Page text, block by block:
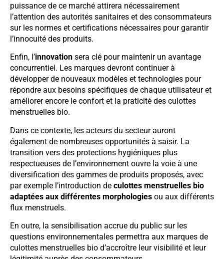
puissance de ce marché attirera nécessairement
l’attention des autorités sanitaires et des consommateurs
sur les normes et certifications nécessaires pour garantir
l’innocuité des produits.
Enfin, l’innovation sera clé pour maintenir un avantage
concurrentiel. Les marques devront continuer à
développer de nouveaux modèles et technologies pour
répondre aux besoins spécifiques de chaque utilisateur et
améliorer encore le confort et la praticité des culottes
menstruelles bio.
Dans ce contexte, les acteurs du secteur auront
également de nombreuses opportunités à saisir. La
transition vers des protections hygiéniques plus
respectueuses de l’environnement ouvre la voie à une
diversification des gammes de produits proposés, avec
par exemple l’introduction de culottes menstruelles bio
adaptées aux différentes morphologies ou aux différents
flux menstruels.
En outre, la sensibilisation accrue du public sur les
questions environnementales permettra aux marques de
culottes menstruelles bio d’accroître leur visibilité et leur